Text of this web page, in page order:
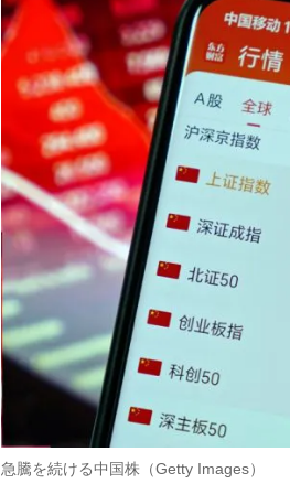
急騰を続ける中国株（Getty Images）